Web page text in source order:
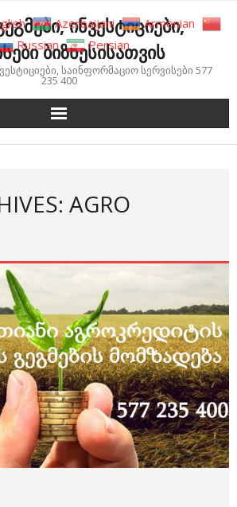
ინვესტიციები,
ბიზნესისათვის
საინფორმაციო სერვისები 577
235 400
AGRO
Azerbaijani
Armenian
Russian Persian